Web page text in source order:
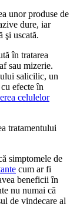
unor produse de
dure, iar
şi uscată.
în tratarea
sau mizerie.
salicilic, un
efecte în
celulelor
tratamentului
simptomele de
cum ar fi
beneficii în
nu numai că
de vindecare al